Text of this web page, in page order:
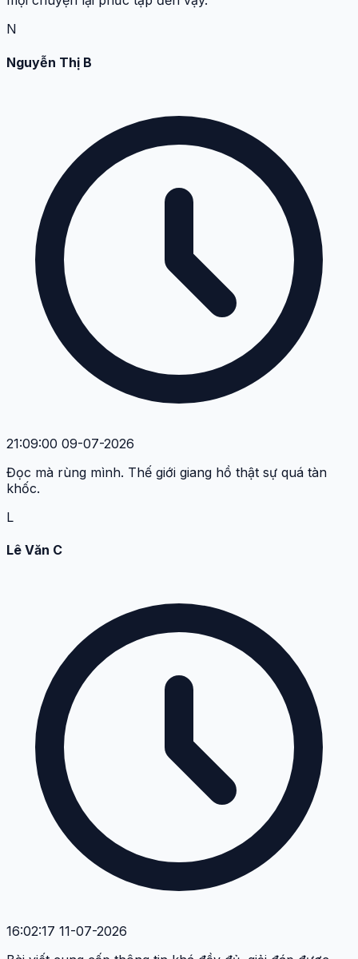
N
Nguyễn Thị B
21:09:00 09-07-2026
Đọc mà rùng mình. Thế giới giang hồ thật sự quá tàn
khốc.
L
Lê Văn C
16:02:17 11-07-2026